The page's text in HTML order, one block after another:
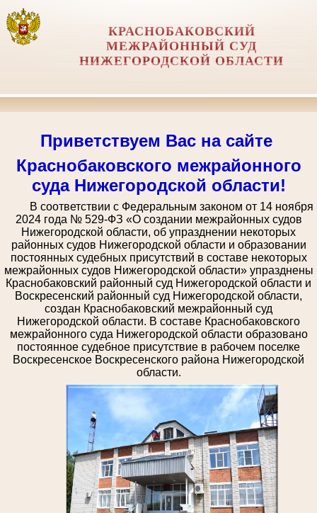
КРАСНОБАКОВСКИЙ
МЕЖРАЙОННЫЙ СУД
НИЖЕГОРОДСКОЙ ОБЛАСТИ
Приветствуем Вас на сайте
Краснобаковского межрайонного
суда Нижегородской области!
В соответствии с Федеральным законом от 14 ноября
2024 года № 529-ФЗ «О создании межрайонных судов
Нижегородской области, об упразднении некоторых
районных судов Нижегородской области и образовании
постоянных судебных присутствий в составе некоторых
межрайонных судов Нижегородской области» упразднены
Краснобаковский районный суд Нижегородской области и
Воскресенский районный суд Нижегородской области,
создан Краснобаковский межрайонный суд
Нижегородской области. В составе Краснобаковского
межрайонного суда Нижегородской области образовано
постоянное судебное присутствие в рабочем поселке
Воскресенское Воскресенского района Нижегородской
области.